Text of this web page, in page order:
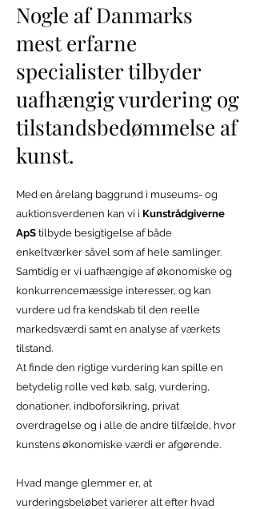
Nogle af Danmarks
mest erfarne
specialister tilbyder
uafhængig vurdering og
tilstandsbedømmelse af
kunst.
Med en årelang baggrund i museums- og
auktionsverdenen kan vi i Kunstrådgiverne
ApS tilbyde besigtigelse af både
enkeltværker såvel som af hele samlinger.
Samtidig er vi uafhængige af økonomiske og
konkurrencemæssige interesser, og kan
vurdere ud fra kendskab til den reelle
markedsværdi samt en analyse af værkets
tilstand.
​At finde den rigtige vurdering kan spille en
betydelig rolle ved køb, salg, vurdering,
donationer, indboforsikring, privat
overdragelse og i alle de andre tilfælde, hvor
kunstens økonomiske værdi er afgørende.
Hvad mange glemmer er, at
vurderingsbeløbet varierer alt efter hvad